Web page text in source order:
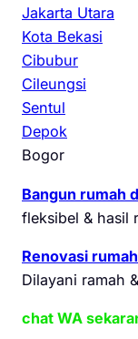
Jakarta Utara
Kota Bekasi
Cibubur
Cileungsi
Sentul
Depok
Bogor
Bangun rumah
fleksibel & hasil
Renovasi rumah
Dilayani ramah
chat WA